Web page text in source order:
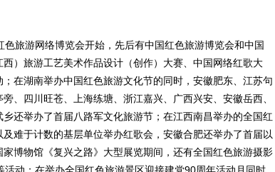
旅游网络博览会开始，先后有中国红色旅游博览会和中国
）旅游工艺美术作品设计（创作）大赛、中国网络红歌大
在湖南举办中国红色旅游文化节的同时，安徽肥东、江苏句
、四川旺苍、上海练塘、浙江嘉兴、广西兴安、安徽岳西、
还举办了首届八路军文化旅游节；在江西南昌举办的全国红
难于计数的基层单位举办红歌会，安徽合肥还举办了首届以
博物馆《复兴之路》大型展览期间，还有全国红色旅游摄影